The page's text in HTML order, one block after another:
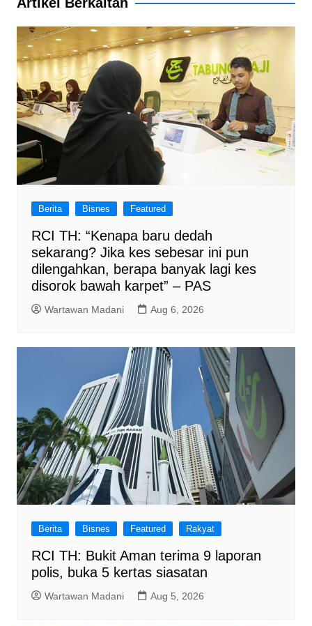
Berita Bisnes Featured
RCI TH: “Kenapa baru dedah
sekarang? Jika kes sebesar ini pun
dilengahkan, berapa banyak lagi kes
disorok bawah karpet” – PAS
Wartawan Madani Aug 6, 2026
Berita Bisnes Featured Rakyat
RCI TH: Bukit Aman terima 9 laporan
polis, buka 5 kertas siasatan
Wartawan Madani Aug 5, 2026